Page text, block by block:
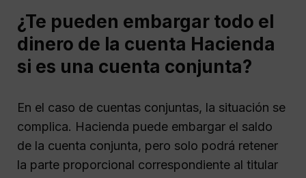
¿Te pueden embargar todo el
dinero de la cuenta Hacienda
si es una cuenta conjunta?
En el caso de cuentas conjuntas, la situación se
complica. Hacienda puede embargar el saldo
de la cuenta conjunta, pero solo podrá retener
la parte proporcional correspondiente al titular